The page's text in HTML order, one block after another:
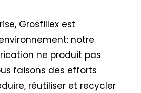
Grosfillex est
notre
ne produit pas
faisons des efforts
réutiliser et recycler